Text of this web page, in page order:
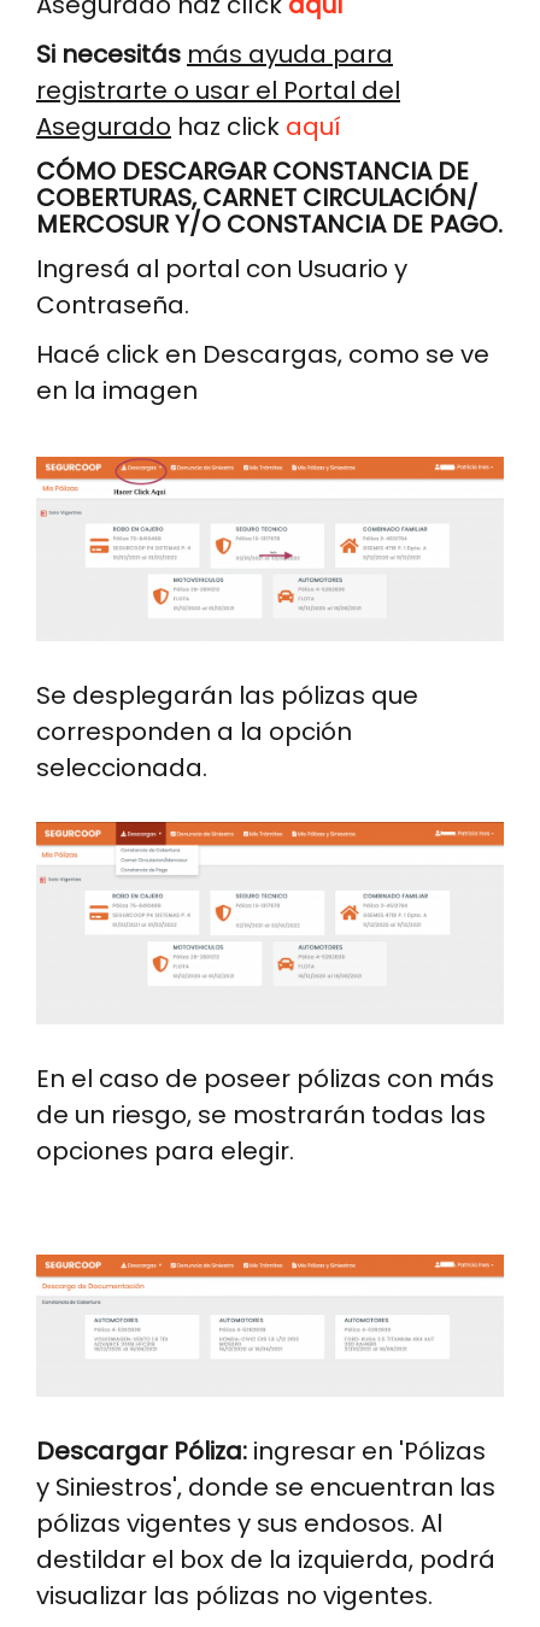
Si necesitás más ayuda para
registrarte o usar el Portal del
Asegurado haz click aquí
CÓMO DESCARGAR CONSTANCIA DE
COBERTURAS, CARNET CIRCULACIÓN/
MERCOSUR Y/O CONSTANCIA DE PAGO.
Ingresá al portal con Usuario y
Contraseña.
Hacé click en Descargas, como se ve
en la imagen
Image
Se desplegarán las pólizas que
corresponden a la opción
seleccionada.
Image
En el caso de poseer pólizas con más
de un riesgo, se mostrarán todas las
opciones para elegir.
Image
Descargar Póliza: ingresar en 'Pólizas
y Siniestros', donde se encuentran las
pólizas vigentes y sus endosos. Al
destildar el box de la izquierda, podrá
visualizar las pólizas no vigentes.